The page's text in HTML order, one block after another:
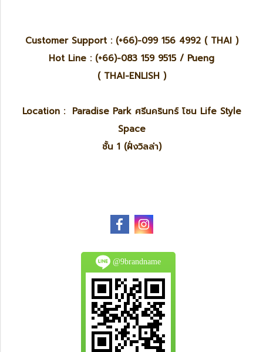
Customer Support : (+66)-099 156 4992 ( THAI )
Hot Line : (+66)-083 159 9515 / Pueng
( THAI-ENLISH )
Location : Paradise Park ศรีนครินทร์ โซน Life Style
Space
ชั้น 1 (ฝั่งวิลล่า)
@9brandname